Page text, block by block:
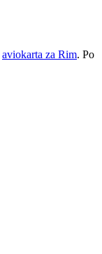
aviokarta za Rim. Po